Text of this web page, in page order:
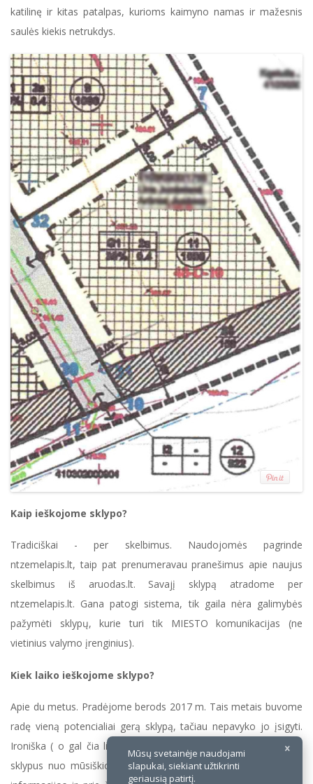
katilinę ir kitas patalpas, kurioms kaimyno namas ir mažesnis
saulės kiekis netrukdys.
Kaip ieškojome sklypo?
Tradiciškai - per skelbimus. Naudojomės pagrinde
ntzemelapis.lt, taip pat prenumeravau pranešimus apie naujus
skelbimus iš aruodas.lt. Savajį sklypą atradome per
ntzemelapis.lt. Gana patogi sistema, tik gaila nėra galimybės
pažymėti sklypų, kurie turi tik MIESTO komunikacijas (ne
vietinius valymo įrenginius).
Kiek laiko ieškojome sklypo?
Apie du metus. Pradėjome berods 2017 m. Tais metais buvome
radę vieną potencialiai gerą sklypą, tačiau nepavyko jo įsigyti.
Ironiška ( o gal čia likimo ženklas), jog tas sklypas yra per du
sklypus nuo mūsiškio, tad jau tada išsiaiškinome didžiają dalį
Mūsų svetainėje naudojami
slapukai, siekiant užtikrinti
geriausią patirtį.